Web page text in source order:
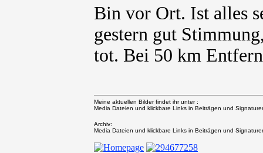
Bin vor Ort. Ist alles
gestern gut
tot. Bei 50 km
Meine aktuellen Bilder findet ihr unter :
Media Dateien und klickbare Links in Beiträgen und
Archiv:
Media Dateien und klickbare Links in Beiträgen und